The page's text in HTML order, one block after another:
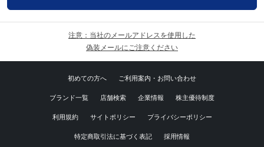
注意：当社のメールアドレスを使用した
偽装メールにご注意ください
初めての方へ ご利用案内・お問い合わせ
ブランド一覧 店舗検索 企業情報 株主優待制度
利用規約 サイトポリシー プライバシーポリシー
特定商取引法に基づく表記 採用情報